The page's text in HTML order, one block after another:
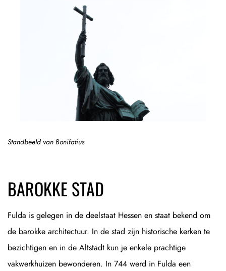
Standbeeld van Bonifatius
BAROKKE STAD
Fulda is gelegen in de deelstaat Hessen en staat bekend om
de barokke architectuur. In de stad zijn historische kerken te
bezichtigen en in de Altstadt kun je enkele prachtige
vakwerkhuizen bewonderen. In 744 werd in Fulda een